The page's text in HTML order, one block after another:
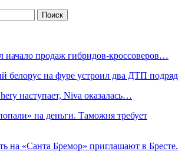
начало продаж гибридов-кроссоверов…
белорус на фуре устроил два ДТП подряд
наступает, Niva оказалась…
на деньги. Таможня требует
на «Санта Бремор» приглашают в Бресте.